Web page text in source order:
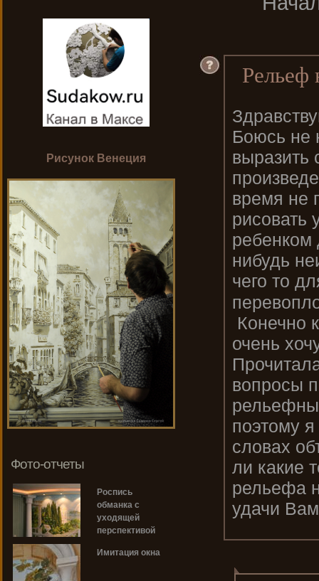
Рельеф
Боюсь не
выразить
время не
рисовать
ребенком
нибудь
чего то
Конечно
очень
вопросы
поэтому
словах
ли какие
рельефа
удачи
Рисунок Венеция
Фото-отчеты
Роспись
обманка с
уходящей
перспективой
Имитация окна